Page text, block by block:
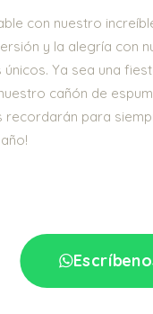
con nuestro
y la alegría con
Ya sea una
cañón de
para